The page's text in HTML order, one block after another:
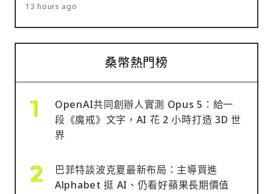
13 hours ago
桑幣熱門榜
OpenAI共同創辦人實測 Opus 5：給一
段《魔戒》文字，AI 花 2 小時打造 3D 世
界
巴菲特談波克夏最新布局：主導買進
Alphabet 挺 AI、仍看好蘋果長期價值